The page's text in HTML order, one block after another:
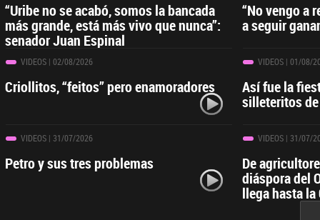
“Uribe no se acabó, somos la bancada
más grande, está más vivo que nunca”:
senador Juan Espinal
“No vengo a
a seguir
VIDEOS | 02/08/2026
Criollitos, “feitos” pero enamoradores
VIDEOS | 01/08/
Así fue la
silleteritos
VIDEOS | 31/07/2026
Petro y sus tres problemas
VIDEOS | 31/07/
De
diáspora del
llega hasta la